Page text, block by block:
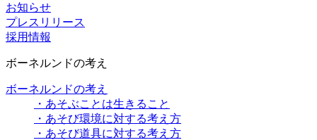
お知らせ
プレスリリース
採用情報
ボーネルンドの考え
ボーネルンドの考え
・あそぶことは生きること
・あそび環境に対する考え方
・あそび道具に対する考え方